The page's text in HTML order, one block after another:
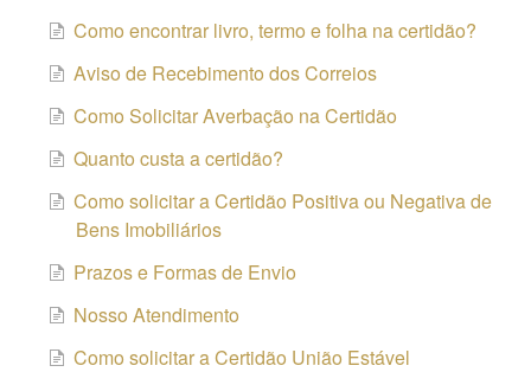
Como encontrar livro, termo e folha na certidão?
Aviso de Recebimento dos Correios
Como Solicitar Averbação na Certidão
Quanto custa a certidão?
Como solicitar a Certidão Positiva ou Negativa de
Bens Imobiliários
Prazos e Formas de Envio
Nosso Atendimento
Como solicitar a Certidão União Estável